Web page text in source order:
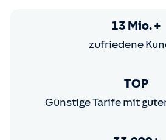
13 Mio. +
zufriedene
TOP
Günstige Tarife mit